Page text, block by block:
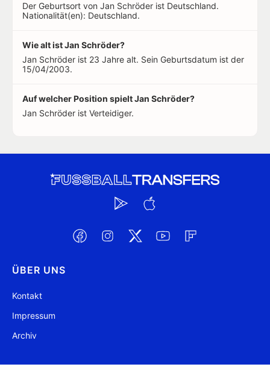
Der Geburtsort von Jan Schröder ist Deutschland.
Nationalität(en): Deutschland.
Wie alt ist Jan Schröder?
Jan Schröder ist 23 Jahre alt. Sein Geburtsdatum ist der
15/04/2003.
Auf welcher Position spielt Jan Schröder?
Jan Schröder ist Verteidiger.
ÜBER UNS
Kontakt
Impressum
Archiv